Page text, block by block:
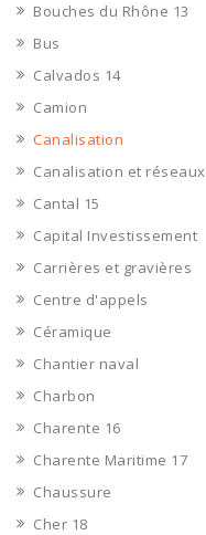
Bouches du Rhône 13
Bus
Calvados 14
Camion
Canalisation
Canalisation et réseaux
Cantal 15
Capital Investissement
Carrières et gravières
Centre d'appels
Céramique
Chantier naval
Charbon
Charente 16
Charente Maritime 17
Chaussure
Cher 18